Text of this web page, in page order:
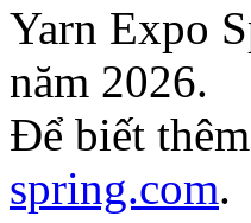
Yarn Expo
năm 2026.
Để biết
spring.com.